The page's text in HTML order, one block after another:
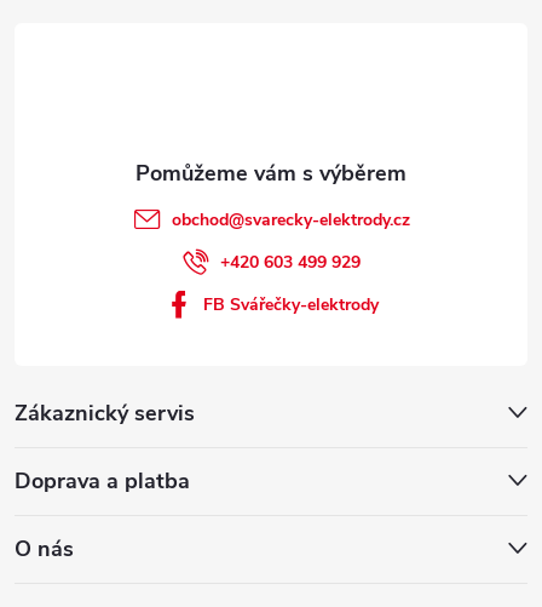
Zákaznický servis
Doprava a platba
O nás
obchod@svarecky-elektrody.cz
+420 603 499 929
FB Svářečky-elektrody